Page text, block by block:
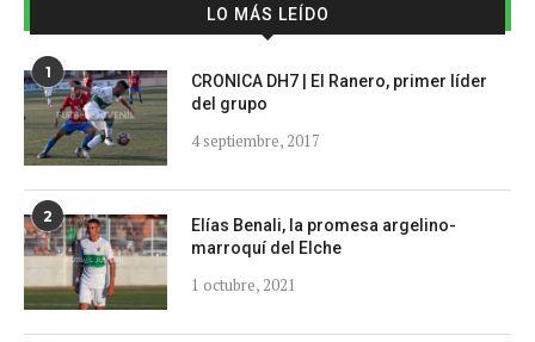
LO MÁS LEÍDO
1
CRONICA DH7 | El Ranero, primer líder
del grupo
4 septiembre, 2017
2
Elías Benali, la promesa argelino-
marroquí del Elche
1 octubre, 2021